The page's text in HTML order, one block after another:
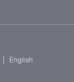
English